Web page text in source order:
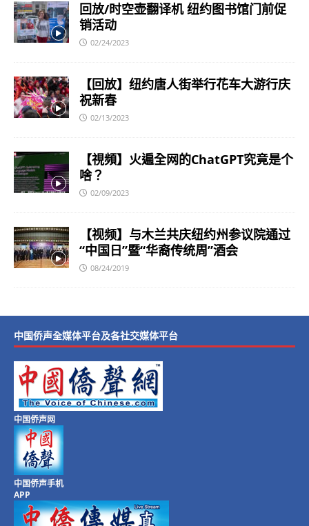
回放/时空壶翻译机 纽约图书馆门前促
销活动
02/24/2023
【回放】纽约唐人街举行花车大游行庆
祝新春
02/13/2023
【視頻】火遍全网的ChatGPT究竟是个
啥？
02/09/2023
【视频】与木兰共庆纽约州参议院通过
“中国日”暨“华裔传统周”酒会
08/24/2019
中国侨声全媒体平台及各社交媒体平台
中国侨声网
中国侨声手机
APP